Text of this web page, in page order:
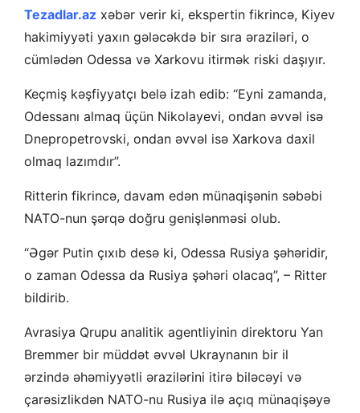
Tezadlar.az xəbər verir ki, ekspertin fikrincə, Kiyev
hakimiyyəti yaxın gələcəkdə bir sıra əraziləri, o
cümlədən Odessa və Xarkovu itirmək riski daşıyır.
Keçmiş kəşfiyyatçı belə izah edib: “Eyni zamanda,
Odessanı almaq üçün Nikolayevi, ondan əvvəl isə
Dnepropetrovski, ondan əvvəl isə Xarkova daxil
olmaq lazımdır”.
Ritterin fikrincə, davam edən münaqişənin səbəbi
NATO-nun şərqə doğru genişlənməsi olub.
“Əgər Putin çıxıb desə ki, Odessa Rusiya şəhəridir,
o zaman Odessa da Rusiya şəhəri olacaq”, – Ritter
bildirib.
Avrasiya Qrupu analitik agentliyinin direktoru Yan
Bremmer bir müddət əvvəl Ukraynanın bir il
ərzində əhəmiyyətli ərazilərini itirə biləcəyi və
çarəsizlikdən NATO-nu Rusiya ilə açıq münaqişəyə